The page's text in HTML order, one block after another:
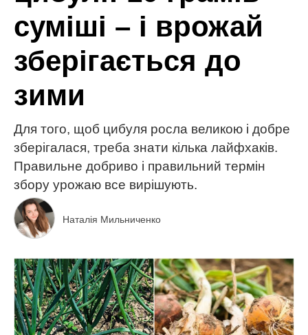
суміші – і врожай
зберігається до
зими
Для того, щоб цибуля росла великою і добре
зберігалася, треба знати кілька лайфхаків.
Правильне добриво і правильний термін
збору урожаю все вирішують.
Наталія Мильниченко